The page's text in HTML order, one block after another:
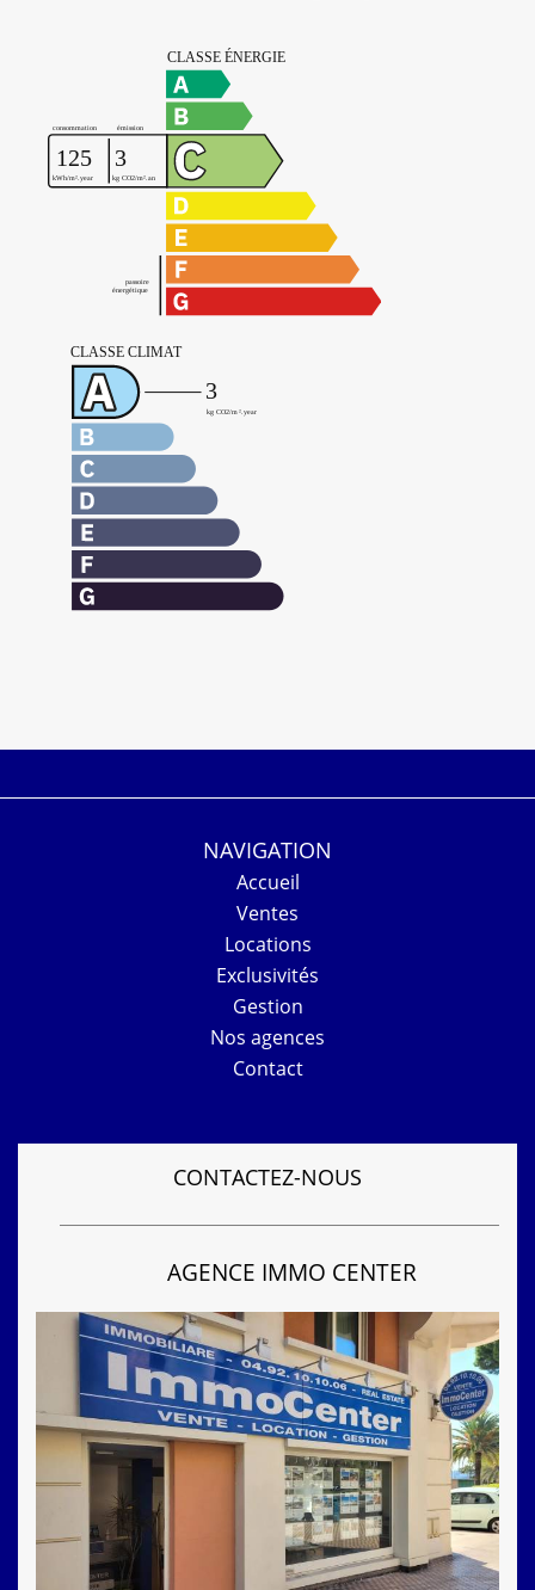
NAVIGATION
Accueil
Ventes
Locations
Exclusivités
Gestion
Nos agences
Contact
CONTACTEZ-NOUS
AGENCE IMMO CENTER